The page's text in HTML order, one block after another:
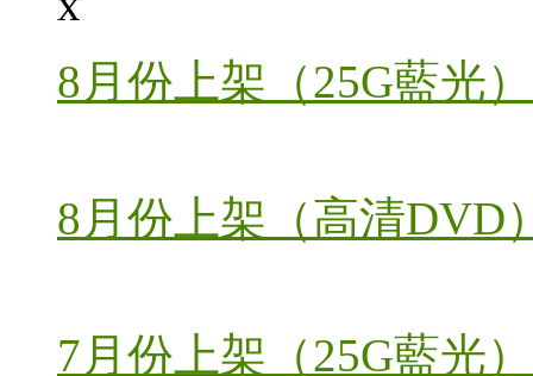
8月份上架（25G藍光）
8月份上架（高清DVD
7月份上架（25G藍光）